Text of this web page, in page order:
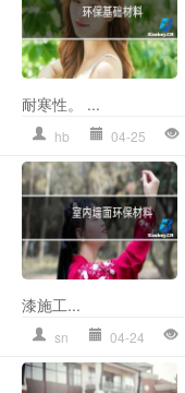
耐寒性。 ...
hb 04-25
漆施工...
sn 04-24